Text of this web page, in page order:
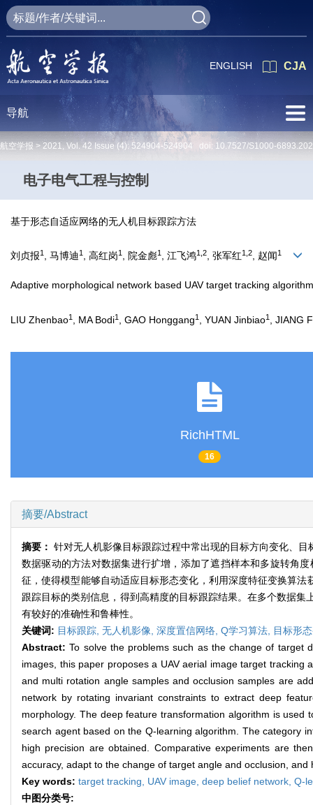
CJA
ENGLISH
导航
航空学报 > 2021, Vol. 42 Issue (4): 524904-524904 doi: 10.7527/S1000-
电子电气工程与控制
基于形态自适应网络的无人机目标跟踪方法
刘贞报1 , 马博迪1 , 高红岗1 , 院金彪1 , 江飞鸿1,2, 张军红1,2, 赵闻1
Adaptive morphological network based UAV target tracking algorithm
LIU Zhenbao1 , MA Bodi1 , GAO Honggang1 , YUAN Jinbiao1 , JIANG
RichHTML
16
摘要/Abstract
摘要： 针对无人机影像目标跟踪过程中常出现的目标方向变化、
数据驱动的方法对数据集进行扩增，添加了遮挡样本和多旋转角
征，使得模型能够自动适应目标形态变化，利用深度特征变换算
跟踪目标的类别信息，得到高精度的目标跟踪结果。在多个数据
有较好的准确性和鲁棒性。
关键词: 目标跟踪, 无人机影像, 深度置信网络, Q学习算法, 目标形
Abstract:To solve the problems such as the change of target
images, this paper proposes a UAV aerial image target
and multi rotation angle samples and occlusion samples are
network by rotating invariant constraints to extract deep
morphology. The deep feature transformation algorithm is
search agent based on the Q-learning algorithm. The category
high precision are obtained. Comparative experiments are
accuracy, adapt to the change of target angle and occlusion,
Key words: target tracking, UAV image, deep belief network, Q-
中图分类号: